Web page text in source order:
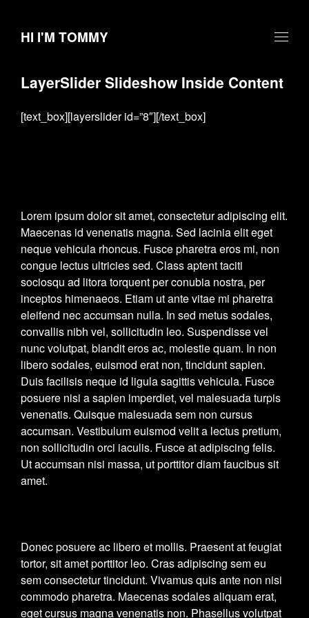
HI I'M TOMMY
LayerSlider Slideshow Inside Content
[text_box][layerslider id=”8″][/text_box]
Lorem ipsum dolor sit amet, consectetur adipiscing elit.
Maecenas id venenatis magna. Sed lacinia elit eget
neque vehicula rhoncus. Fusce pharetra eros mi, non
congue lectus ultricies sed. Class aptent taciti
sociosqu ad litora torquent per conubia nostra, per
inceptos himenaeos. Etiam ut ante vitae mi pharetra
eleifend nec accumsan nulla. In sed metus sodales,
convallis nibh vel, sollicitudin leo. Suspendisse vel
nunc volutpat, blandit eros ac, molestie quam. In non
libero sodales, euismod erat non, tincidunt sapien.
Duis facilisis neque id ligula sagittis vehicula. Fusce
posuere nisi a sapien imperdiet, vel malesuada turpis
venenatis. Quisque malesuada sem non cursus
accumsan. Vestibulum euismod velit a lectus pretium,
non sollicitudin orci iaculis. Fusce at adipiscing felis.
Ut accumsan nisi massa, ut porttitor diam faucibus sit
amet.
Donec posuere ac libero et mollis. Praesent at feugiat
tortor, sit amet porttitor leo. Cras adipiscing sem eu
sem consectetur tincidunt. Vivamus quis ante non nisi
commodo pharetra. Maecenas sodales aliquam erat,
eget cursus magna venenatis non. Phasellus volutpat